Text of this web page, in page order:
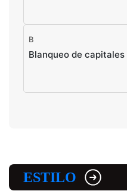
B
Blanqueo de capitales
ESTILO